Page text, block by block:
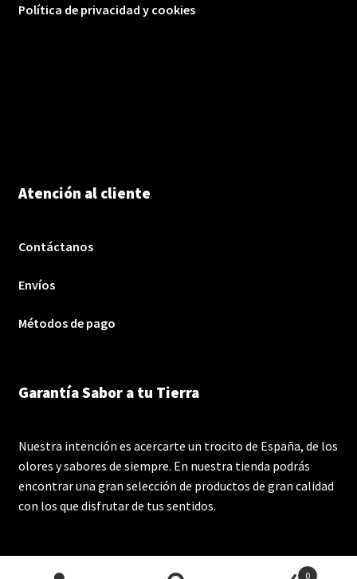
Política de privacidad y cookies
Atención al cliente
Contáctanos
Envíos
Métodos de pago
Garantía Sabor a tu Tierra
Nuestra intención es acercarte un trocito de España, de los
olores y sabores de siempre. En nuestra tienda podrás
encontrar una gran selección de productos de gran calidad
con los que disfrutar de tus sentidos.
0